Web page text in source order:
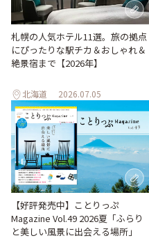
札幌の人気ホテル11選。旅の拠点
にぴったりな駅チカ＆おしゃれ＆
絶景宿まで【2026年】
北海道 2026.07.05
【好評発売中】ことりっぷ
Magazine Vol.49 2026夏「ふらり
と美しい風景に出会える場所」